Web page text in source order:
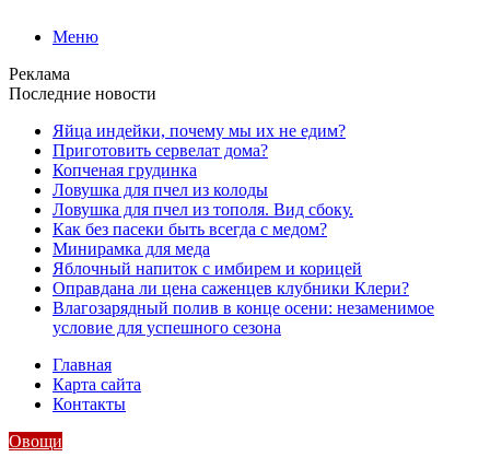
Меню
Реклама
Последние новости
Яйца индейки, почему мы их не едим?
Приготовить сервелат⁠⁠ дома?
Копченая грудинка
Ловушка для пчел из колоды
Ловушка для пчел из тополя. Вид сбоку.
Как без пасеки быть всегда с медом?
Минирамка для меда
Яблочный напиток с имбирем и корицей
Оправдана ли цена саженцев клубники Клери?
Влагозарядный полив в конце осени: незаменимое
условие для успешного сезона
Главная
Карта сайта
Контакты
Овощи